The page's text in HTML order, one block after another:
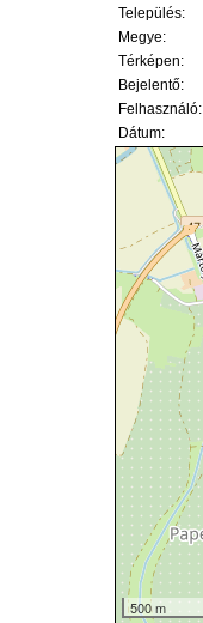
Település:
Megye:
Térképen:
Bejelentő:
Felhasználó:
Dátum:
500 m